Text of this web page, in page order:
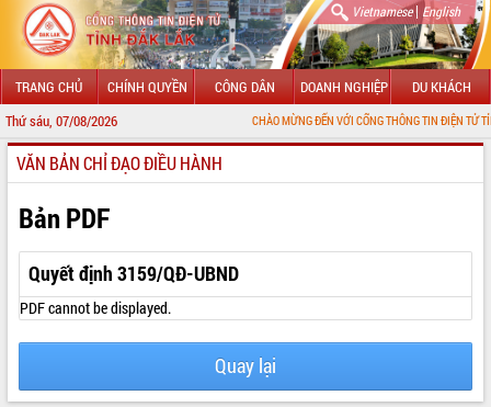
Vietnamese| English
TRANG CHỦ CHÍNH QUYỀN CÔNG DÂN DOANH NGHIỆP DU KHÁCH
Thứ sáu, 07/08/2026 CHÀO MỪNG ĐẾN VỚI CỔNG THÔNG TIN ĐIỆN TỬ TỈNH ĐẮK LẮK
GIỚI THIỆU
LÃNH ĐẠO UBND TỈNH
TIN TỨC SỰ KIỆN
SỞ, BAN, NGÀNH
UBND CÁC XÃ, PHƯỜNG
THÔNG TIN CHỈ ĐẠO ĐIỀU HÀNH
VĂN BẢN CHỈ ĐẠO ĐIỀU HÀNH
Bản PDF
Quyết định 3159/QĐ-UBND
PDF cannot be displayed.
Quay lại